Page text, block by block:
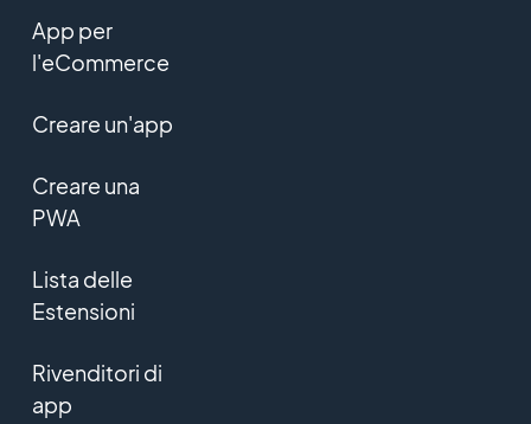
App per
l'eCommerce
Creare un'app
Creare una
PWA
Lista delle
Estensioni
Rivenditori di
app